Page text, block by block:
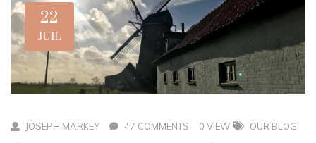
22
JUIL
JOSEPH MARKEY 47 COMMENTS 0 VIEW OUR BLOG